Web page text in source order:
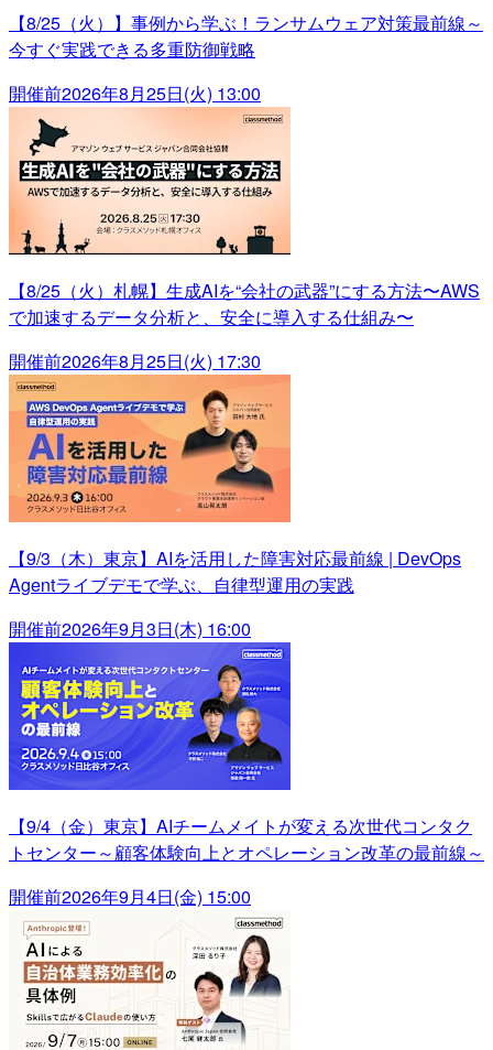
【8/25（火）】事例から学ぶ！ランサムウェア対策最前線～
今すぐ実践できる多重防御戦略
開催前2026年8月25日(火) 13:00
【8/25（火）札幌】生成AIを“会社の武器”にする方法〜AWS
で加速するデータ分析と、安全に導入する仕組み〜
開催前2026年8月25日(火) 17:30
【9/3（木）東京】AIを活用した障害対応最前線 | DevOps
Agentライブデモで学ぶ、自律型運用の実践
開催前2026年9月3日(木) 16:00
【9/4（金）東京】AIチームメイトが変える次世代コンタク
トセンター～顧客体験向上とオペレーション改革の最前線～
開催前2026年9月4日(金) 15:00